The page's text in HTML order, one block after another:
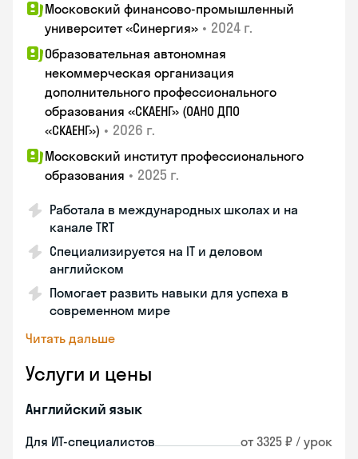
Московский финансово-промышленный
университет «Синергия» • 2024 г.
Образовательная автономная
некоммерческая организация
дополнительного профессионального
образования «СКАЕНГ» (ОАНО ДПО
«СКАЕНГ») • 2026 г.
Московский институт профессионального
образования • 2025 г.
Работала в международных школах и на
канале TRT
Специализируется на IT и деловом
английском
Помогает развить навыки для успеха в
современном мире
Читать дальше
Услуги и цены
Английский язык
Для ИТ-специалистов от 3325 ₽ / урок